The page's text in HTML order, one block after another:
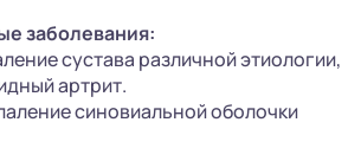
заболевания:
сустава различной этиологии,
артрит.
синовиальной оболочки